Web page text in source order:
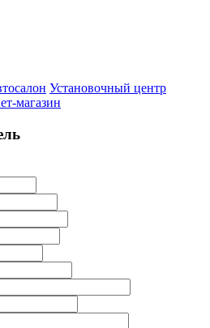
Установочный центр
магазин